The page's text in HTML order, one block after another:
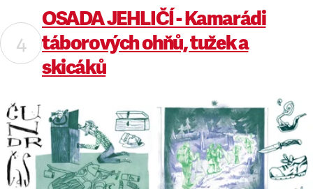
OSADA JEHLIČÍ - Kamarádi
táborových ohňů, tužek a
skicáků